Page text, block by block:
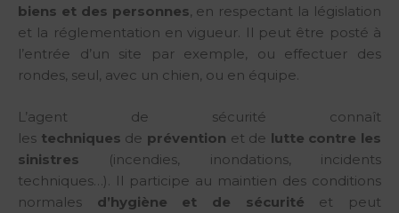
biens et des personnes, en respectant la législation
et la réglementation en vigueur. Il peut être posté à
l’entrée d’un site par exemple, ou effectuer des
rondes, seul, avec un chien, ou en équipe.
L’agent de sécurité connaît
les techniques de prévention et de lutte contre les
sinistres (incendies, inondations, incidents
techniques…). Il participe au maintien des conditions
normales d’hygiène et de sécurité et peut